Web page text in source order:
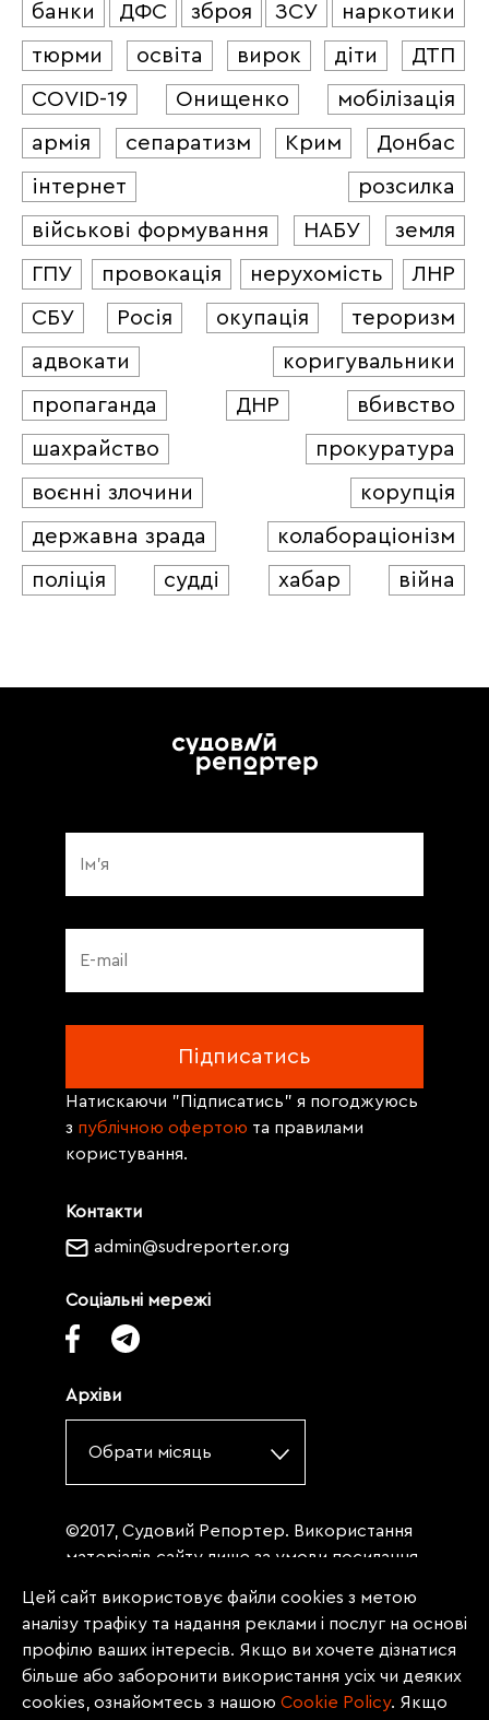
банки ДФС зброя ЗСУ
наркотики
тюрми
освіта вирок діти
ДТП
COVID-19
Онищенко
мобілізація
армія
сепаратизм Крим
Донбас
інтернет
розсилка
військові формування
НАБУ
земля
ГПУ
провокація нерухомість
ЛНР
СБУ
Росія окупація
тероризм
адвокати
коригувальники
пропаганда
ДНР
вбивство
шахрайство
прокуратура
воєнні злочини
корупція
державна зрада
колабораціонізм
поліція
судді хабар війна
Контакти
admin@sudreporter.org
Соціальні мережі
Архіви
Обрати місяць
Натискаючи "Підписатись" я погоджуюсь
з публічною офертою та правилами
користування.
©2017, Судовий Репортер. Використання
матеріалів сайту лише за умови посилання
«Судовий репортер» не нижче третього
абзацу. Матеріали, щодо яких міститься
заборона на повну републікацію
(передрук, копіювання, відтворення або
інше використання), заборонено
Цей сайт використовує файли cookies з метою
аналізу трафіку та надання реклами і послуг на основі
профілю ваших інтересів. Якщо ви хочете дізнатися
більше або заборонити використання усіх чи деяких
cookies, ознайомтесь з нашою Сookie Policy. Якщо